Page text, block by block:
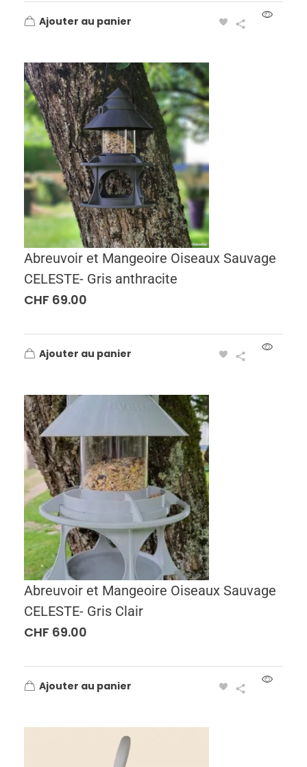
Ajouter au panier
Abreuvoir et Mangeoire Oiseaux Sauvage
CELESTE- Gris anthracite
CHF 69.00
Ajouter au panier
Abreuvoir et Mangeoire Oiseaux Sauvage
CELESTE- Gris Clair
CHF 69.00
Ajouter au panier